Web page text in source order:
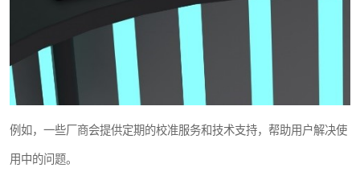
例如，一些厂商会提供定期的校准服务和技术支持，帮助用户解决使
用中的问题。